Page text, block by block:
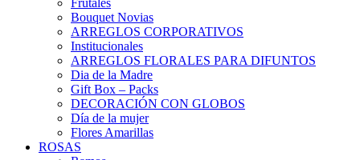
Frutales
Bouquet Novias
ARREGLOS CORPORATIVOS
Institucionales
ARREGLOS FLORALES PARA DIFUNTOS
Dia de la Madre
Gift Box – Packs
DECORACIÓN CON GLOBOS
Día de la mujer
Flores Amarillas
ROSAS